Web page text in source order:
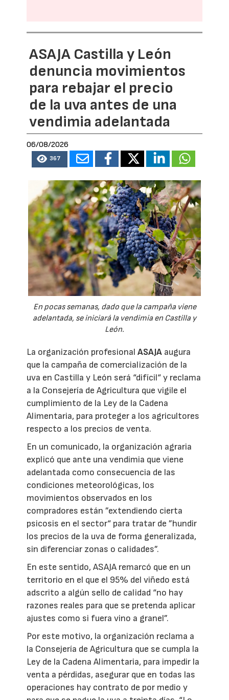
ASAJA Castilla y León
denuncia movimientos
para rebajar el precio
de la uva antes de una
vendimia adelantada
06/08/2026
367
En pocas semanas, dado que la campaña viene
adelantada, se iniciará la vendimia en Castilla y
León.
La organización profesionalASAJA augura
que la campaña de comercialización de la
uva en Castilla y León será “difícil“ y reclama
a la Consejería de Agricultura que vigile el
cumplimiento de la Ley de la Cadena
Alimentaria, para proteger a los agricultores
respecto a los precios de venta.
En un comunicado, la organización agraria
explicó que ante una vendimia que viene
adelantada como consecuencia de las
condiciones meteorológicas, los
movimientos observados en los
compradores están ”extendiendo cierta
psicosis en el sector“ para tratar de ”hundir
los precios de la uva de forma generalizada,
sin diferenciar zonas o calidades”.
En este sentido, ASAJA remarcó que en un
territorio en el que el 95% del viñedo está
adscrito a algún sello de calidad “no hay
razones reales para que se pretenda aplicar
ajustes como si fuera vino a granel”.
Por este motivo, la organización reclama a
la Consejería de Agricultura que se cumpla la
Ley de la Cadena Alimentaria, para impedir la
venta a pérdidas, asegurar que en todas las
operaciones hay contrato de por medio y